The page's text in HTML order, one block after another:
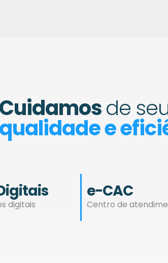
Cuidamosde
qualidade e
digitais
e-CAC
Centro de